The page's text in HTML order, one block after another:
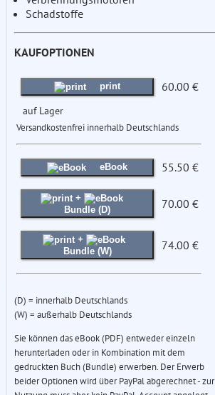
Schadstoffe
KAUFOPTIONEN
print 60.00 €
auf Lager
Versandkostenfrei innerhalb Deutschlands
eBook 55.50 €
+
Bundle (D)
70.00 €
+
Bundle (W)
74.00 €
(D) = innerhalb Deutschlands
(W) = außerhalb Deutschlands
Sie können das eBook (PDF) entweder einzeln
herunterladen oder in Kombination mit dem
gedruckten Buch (Bundle) erwerben. Der Erwerb
beider Optionen wird über PayPal abgerechnet - zur